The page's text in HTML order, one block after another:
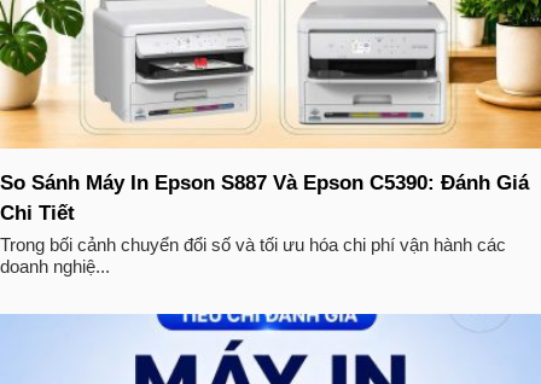
So Sánh Máy In Epson S887 Và Epson C5390: Đánh Giá
Chi Tiết
Trong bối cảnh chuyển đổi số và tối ưu hóa chi phí vận hành các
doanh nghiệ...